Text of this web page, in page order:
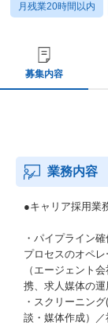
月残業20時間以内
募集内容
業務内容
●キャリア採用業
・パイプライン
プロセスのオペ
（エージェント
携、求人媒体の運
・スクリーニン
談・媒体作成）